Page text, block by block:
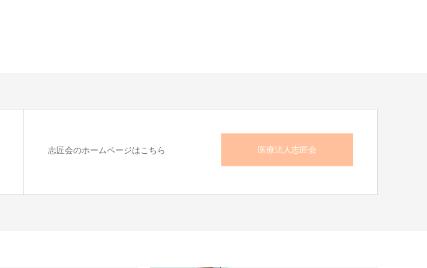
志匠会のホームページはこちら 医療法人志匠会